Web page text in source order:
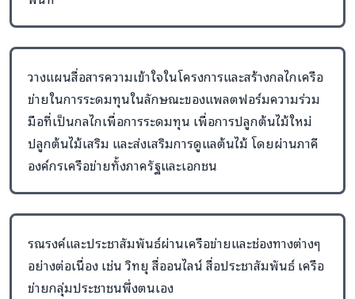
พื้นที่ดำเนินโครงการสภาพผืนป่าม่อนแม่ถาง 1300 ไร่ แต่เดิม
วางแผนสื่อสารความเข้าใจในโครงการและสร้างกลไกเครือ
ข่ายในการระดมทุนในลักษณะของแพลตฟอร์มความร่วม
มือที่เป็นกลไกเพื่อการระดมทุน เพื่อการปลูกต้นไม้ใหม่
ปลูกต้นไม้เสริม และส่งเสริมการดูแลต้นไม้ โดยผ่านภาคี
องค์กรเครือข่ายทั้งภาครัฐและเอกชน
รณรงค์และประชาสัมพันธ์ผ่านเครือข่ายและช่องทางต่างๆ
อย่างต่อเนื่อง เช่น วิทยุ สื่ออนไลน์ สื่อประชาสัมพันธ์ เครือ
ข่ายกลุ่มประชาชนพึ่งตนเอง